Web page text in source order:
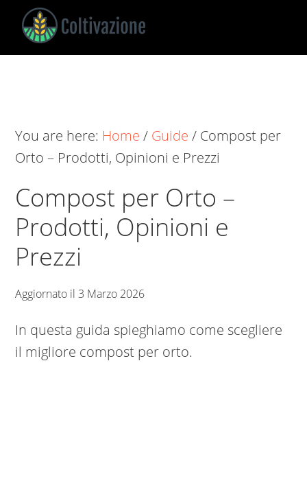
Skip
main
Skip
primary
Skip
footer
Coltivazione
Coltivare
You are here: Home / Guide / Compost per
Orto – Prodotti, Opinioni e Prezzi
Compost per Orto –
Prodotti, Opinioni e
Prezzi
Aggiornato il 3 Marzo 2026
In questa guida spieghiamo come scegliere
il migliore compost per orto.